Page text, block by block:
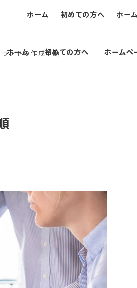
ホーム 初めての方へ ホームペ
ホーム 初めての方へ ホー
ントの作成手順